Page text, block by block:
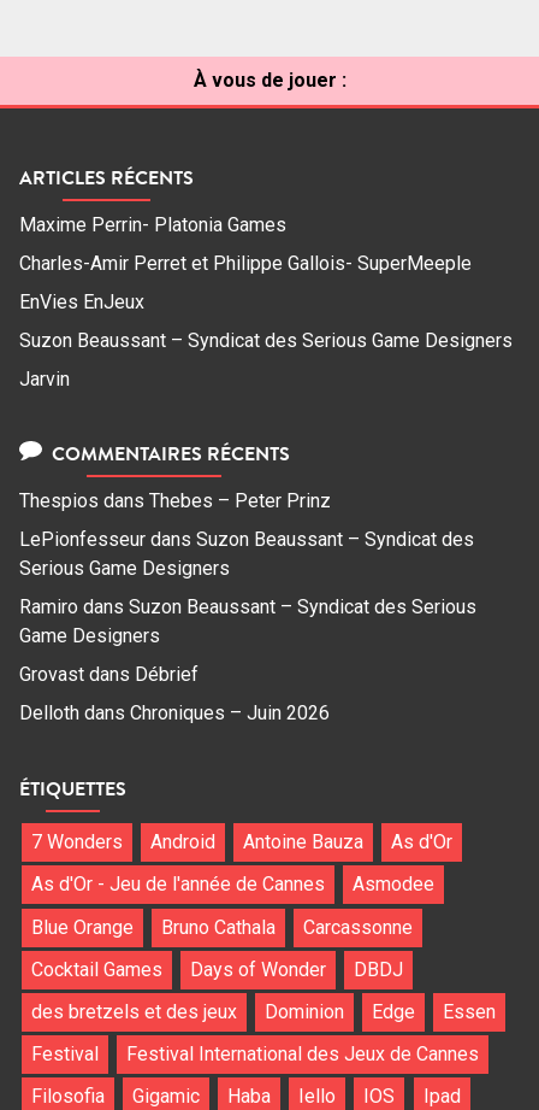
À vous de jouer :
ARTICLES RÉCENTS
Maxime Perrin- Platonia Games
Charles-Amir Perret et Philippe Gallois- SuperMeeple
EnVies EnJeux
Suzon Beaussant – Syndicat des Serious Game Designers
Jarvin
COMMENTAIRES RÉCENTS
Thespios dans Thebes – Peter Prinz
LePionfesseur dans Suzon Beaussant – Syndicat des
Serious Game Designers
Ramiro dans Suzon Beaussant – Syndicat des Serious
Game Designers
Grovast dans Débrief
Delloth dans Chroniques – Juin 2026
ÉTIQUETTES
7 Wonders Android Antoine Bauza
As d'Or
As d'Or - Jeu de l'année de Cannes
Asmodee
Blue Orange
Bruno Cathala
Carcassonne
Cocktail Games
Days of Wonder
DBDJ
des bretzels et des jeux
Dominion Edge
Essen
Festival
Festival International des Jeux de Cannes
Filosofia
Gigamic Haba Iello IOS Ipad